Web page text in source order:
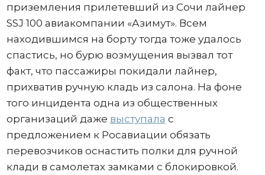
приземления прилетевший из Сочи лайнер
SSJ 100 авиакомпании «Азимут». Всем
находившимся на борту тогда тоже удалось
спастись, но бурю возмущения вызвал тот
факт, что пассажиры покидали лайнер,
прихватив ручную кладь из салона. На фоне
того инцидента одна из общественных
организаций даже выступала с
предложением к Росавиации обязать
перевозчиков оснастить полки для ручной
клади в самолетах замками с блокировкой.